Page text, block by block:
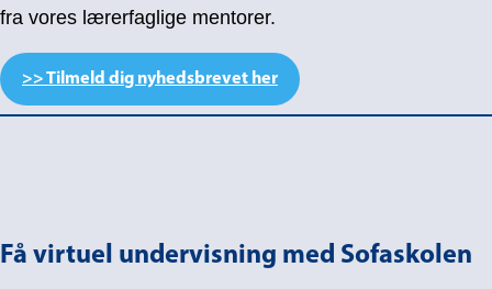
fra vores lærerfaglige mentorer.
>> Tilmeld dig nyhedsbrevet her
Få virtuel undervisning med Sofaskolen